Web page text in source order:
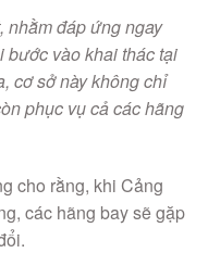
nhằm đáp ứng ngay
bước vào khai thác tại
cơ sở này không chỉ
phục vụ cả các hãng
cho rằng, khi Cảng
các hãng bay sẽ gặp